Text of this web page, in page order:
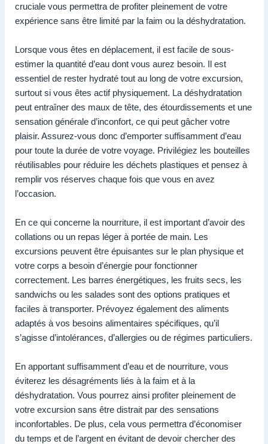
cruciale vous permettra de profiter pleinement de votre
expérience sans être limité par la faim ou la déshydratation.
Lorsque vous êtes en déplacement, il est facile de sous-
estimer la quantité d’eau dont vous aurez besoin. Il est
essentiel de rester hydraté tout au long de votre excursion,
surtout si vous êtes actif physiquement. La déshydratation
peut entraîner des maux de tête, des étourdissements et une
sensation générale d’inconfort, ce qui peut gâcher votre
plaisir. Assurez-vous donc d’emporter suffisamment d’eau
pour toute la durée de votre voyage. Privilégiez les bouteilles
réutilisables pour réduire les déchets plastiques et pensez à
remplir vos réserves chaque fois que vous en avez
l’occasion.
En ce qui concerne la nourriture, il est important d’avoir des
collations ou un repas léger à portée de main. Les
excursions peuvent être épuisantes sur le plan physique et
votre corps a besoin d’énergie pour fonctionner
correctement. Les barres énergétiques, les fruits secs, les
sandwichs ou les salades sont des options pratiques et
faciles à transporter. Prévoyez également des aliments
adaptés à vos besoins alimentaires spécifiques, qu’il
s’agisse d’intolérances, d’allergies ou de régimes particuliers.
En apportant suffisamment d’eau et de nourriture, vous
éviterez les désagréments liés à la faim et à la
déshydratation. Vous pourrez ainsi profiter pleinement de
votre excursion sans être distrait par des sensations
inconfortables. De plus, cela vous permettra d’économiser
du temps et de l’argent en évitant de devoir chercher des